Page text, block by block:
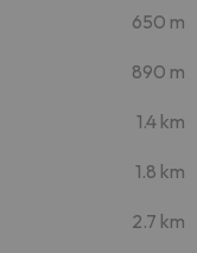
650 m
890 m
1.4 km
1.8 km
2.7 km